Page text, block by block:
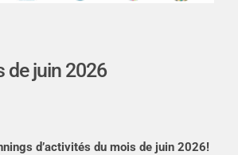
de juin 2026
d’activités du mois de juin 2026!